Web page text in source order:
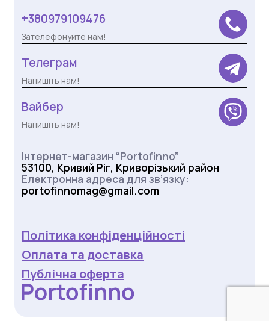
+380979109476
Зателефонуйте нам!
Телеграм
Напишіть нам!
Вайбер
Напишіть нам!
Інтернет-магазин “Portofinno”
53100, Кривий Ріг, Криворізький район
Електронна адреса для зв’язку:
portofinnomag@gmail.com
Політика конфіденційності
Оплата та доставка
Публічна оферта